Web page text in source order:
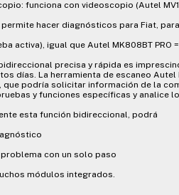
funciona con videoscopio (Autel
permite hacer diagnósticos para Fiat,
activa), igual que Autel MK808BT PRO
precisa y rápida es
días. La herramienta de escaneo
que podría solicitar información de la
y funciones específicas y analice
esta función bidireccional, podrá
con un solo paso
módulos integrados.